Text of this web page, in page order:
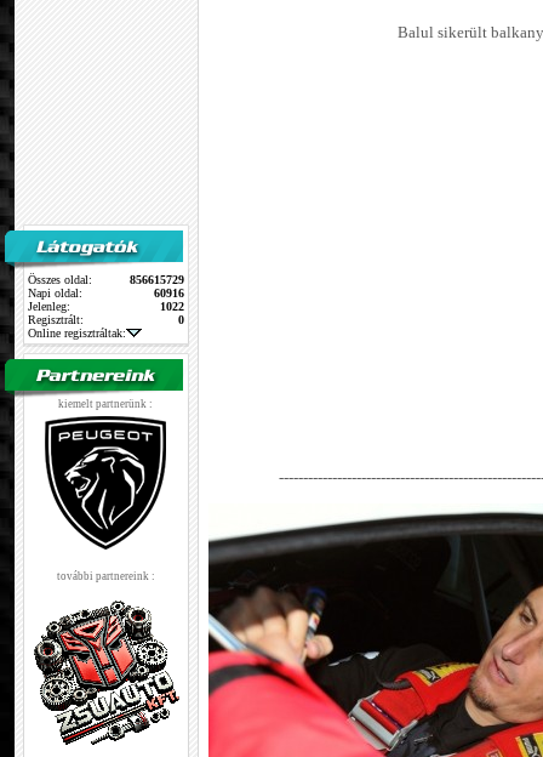
Összes oldal:
856615729
Napi oldal:
60916
Jelenleg:
1022
Regisztrált:
0
Online regisztráltak:
kiemelt partnerünk :
további partnereink :
Balul sikerült